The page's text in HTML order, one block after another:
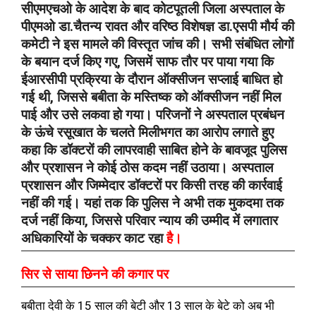
सीएमएचओ के आदेश के बाद कोटपूतली जिला अस्पताल के
पीएमओ डा.चैतन्य रावत और वरिष्ठ विशेषज्ञ डा.एसपी मौर्य की
कमेटी ने इस मामले की विस्तृत जांच की। सभी संबंधित लोगों
के बयान दर्ज किए गए, जिसमें साफ तौर पर पाया गया कि
ईआरसीपी प्रक्रिया के दौरान ऑक्सीजन सप्लाई बाधित हो
गई थी, जिससे बबीता के मस्तिष्क को ऑक्सीजन नहीं मिल
पाई और उसे लकवा हो गया। परिजनों ने अस्पताल प्रबंधन
के ऊंचे रसूखात के चलते मिलीभगत का आरोप लगाते हुए
कहा कि डॉक्टरों की लापरवाही साबित होने के बावजूद पुलिस
और प्रशासन ने कोई ठोस कदम नहीं उठाया। अस्पताल
प्रशासन और जिम्मेदार डॉक्टरों पर किसी तरह की कार्रवाई
नहीं की गई। यहां तक कि पुलिस ने अभी तक मुकदमा तक
दर्ज नहीं किया, जिससे परिवार न्याय की उम्मीद में लगातार
अधिकारियों के चक्कर काट रहाहै।
सिर से साया छिनने की कगार पर
बबीता देवी के 15 साल की बेटी और 13 साल के बेटे को अब भी